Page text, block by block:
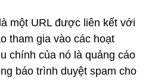
một URL được liên kết với
tham gia vào các hoạt
chính của nó là quảng cáo
báo trình duyệt spam cho